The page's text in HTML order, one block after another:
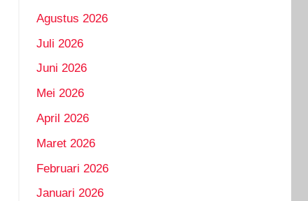
Agustus 2026
Juli 2026
Juni 2026
Mei 2026
April 2026
Maret 2026
Februari 2026
Januari 2026